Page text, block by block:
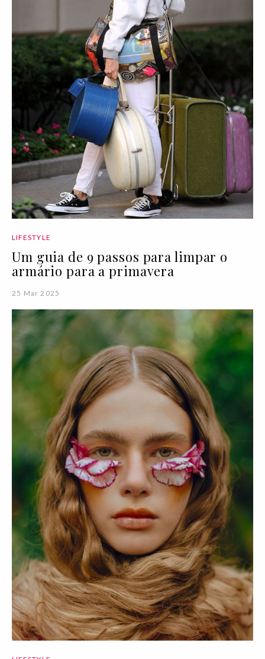
LIFESTYLE
Um guia de 9 passos para limpar o
armário para a primavera
25 Mar 2025